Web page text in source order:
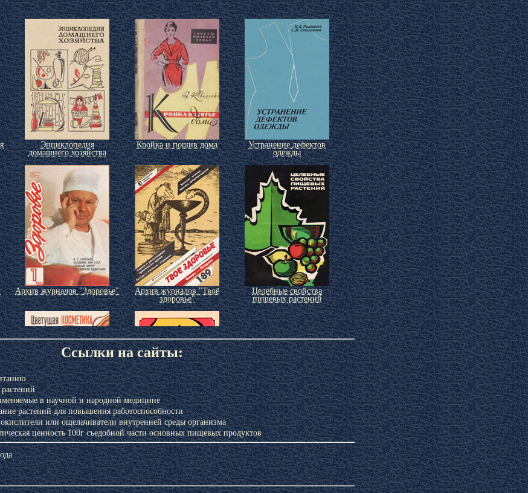
Энциклопедия
домашнего хозяйства
Кройка и пошив дома
Устранение дефектов
одежды
Архив журналов "Здоровье"
Архив журналов "Твоё
здоровье"
Целебные свойства
пищевых растений
Цветущая косметика
Косметика, возраст и время
года
Уход за кожей лица
Ссылки на сайты:
в научной и народной медицине
растений для повышения работоспособности
или ощелачиватели внутренней среды организма
ценность 100г съедобной части основных пищевых продуктов